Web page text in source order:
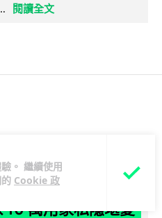
。 繼續使用
Cookie 政
閱讀全文
後門 每 35 秒自
10 萬用家私隱堪憂